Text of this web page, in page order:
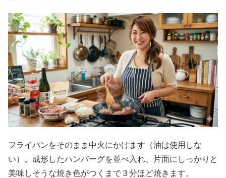
フライパンをそのまま中火にかけます（油は使用しな
い）。成形したハンバーグを並べ入れ、片面にしっかりと
美味しそうな焼き色がつくまで３分ほど焼きます。